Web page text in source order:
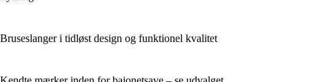
Bruseslanger i tidløst design og funktionel kvalitet